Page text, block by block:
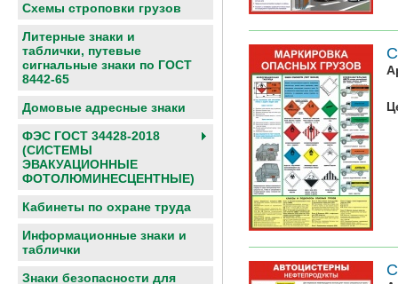
Схемы строповки грузов
Литерные знаки и
таблички, путевые
сигнальные знаки по ГОСТ
8442-65
Домовые адресные знаки
ФЭС ГОСТ 34428-2018
(СИСТЕМЫ
ЭВАКУАЦИОННЫЕ
ФОТОЛЮМИНЕСЦЕНТНЫЕ)
Кабинеты по охране труда
Информационные знаки и
таблички
Знаки безопасности для